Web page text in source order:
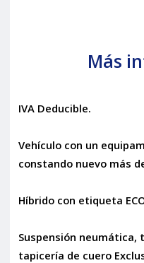
Más
IVA Deducible.
Vehículo con un
constando nuevo más de
Híbrido con etiqueta
Suspensión neumática,
tapicería de cuero